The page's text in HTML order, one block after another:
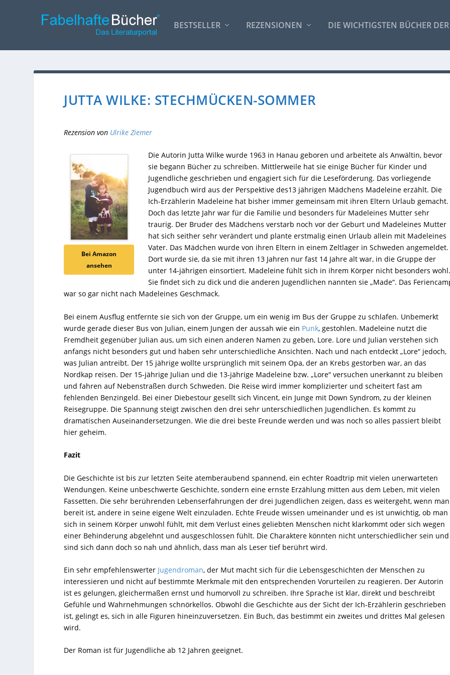
BESTSELLER REZENSIONEN DIE WICHTIGSTEN BÜCHER
JUTTA WILKE: STECHMÜCKEN-SOMMER
Rezension von Ulrike Ziemer
Bei Amazon
ansehen
Die Autorin Jutta Wilke wurde 1963 in Hanau geboren und arbeitete als Anwältin, bevor
sie begann Bücher zu schreiben. Mittlerweile hat sie einige Bücher für Kinder und
Jugendliche geschrieben und engagiert sich für die Leseförderung. Das vorliegende
Jugendbuch wird aus der Perspektive des13 jährigen Mädchens Madeleine erzählt. Die
Ich-Erzählerin Madeleine hat bisher immer gemeinsam mit ihren Eltern Urlaub gemacht.
Doch das letzte Jahr war für die Familie und besonders für Madeleines Mutter sehr
traurig. Der Bruder des Mädchens verstarb noch vor der Geburt und Madeleines Mutter
hat sich seither sehr verändert und plante erstmalig einen Urlaub allein mit Madeleines
Vater. Das Mädchen wurde von ihren Eltern in einem Zeltlager in Schweden angemeldet.
Dort wurde sie, da sie mit ihren 13 Jahren nur fast 14 Jahre alt war, in die Gruppe der
unter 14-jährigen einsortiert. Madeleine fühlt sich in ihrem Körper nicht besonders
Sie findet sich zu dick und die anderen Jugendlichen nannten sie „Made“. Das
war so gar nicht nach Madeleines Geschmack.
Bei einem Ausflug entfernte sie sich von der Gruppe, um ein wenig im Bus der Gruppe zu schlafen. Unbemerkt
wurde gerade dieser Bus von Julian, einem Jungen der aussah wie ein Punk, gestohlen. Madeleine nutzt die
Fremdheit gegenüber Julian aus, um sich einen anderen Namen zu geben, Lore. Lore und Julian verstehen sich
anfangs nicht besonders gut und haben sehr unterschiedliche Ansichten. Nach und nach entdeckt „Lore“ jedoch,
was Julian antreibt. Der 15 jährige wollte ursprünglich mit seinem Opa, der an Krebs gestorben war, an das
Nordkap reisen. Der 15-jährige Julian und die 13-jährige Madeleine bzw. „Lore“ versuchen unerkannt zu bleiben
und fahren auf Nebenstraßen durch Schweden. Die Reise wird immer komplizierter und scheitert fast am
fehlenden Benzingeld. Bei einer Diebestour gesellt sich Vincent, ein Junge mit Down Syndrom, zu der kleinen
Reisegruppe. Die Spannung steigt zwischen den drei sehr unterschiedlichen Jugendlichen. Es kommt zu
dramatischen Auseinandersetzungen. Wie die drei beste Freunde werden und was noch so alles passiert bleibt
hier geheim.
Fazit
Die Geschichte ist bis zur letzten Seite atemberaubend spannend, ein echter Roadtrip mit vielen unerwarteten
Wendungen. Keine unbeschwerte Geschichte, sondern eine ernste Erzählung mitten aus dem Leben, mit vielen
Fassetten. Die sehr berührenden Lebenserfahrungen der drei Jugendlichen zeigen, dass es weitergeht, wenn man
bereit ist, andere in seine eigene Welt einzuladen. Echte Freude wissen umeinander und es ist unwichtig, ob man
sich in seinem Körper unwohl fühlt, mit dem Verlust eines geliebten Menschen nicht klarkommt oder sich wegen
einer Behinderung abgelehnt und ausgeschlossen fühlt. Die Charaktere könnten nicht unterschiedlicher sein und
sind sich dann doch so nah und ähnlich, dass man als Leser tief berührt wird.
Ein sehr empfehlenswerter Jugendroman, der Mut macht sich für die Lebensgeschichten der Menschen zu
interessieren und nicht auf bestimmte Merkmale mit den entsprechenden Vorurteilen zu reagieren. Der Autorin
ist es gelungen, gleichermaßen ernst und humorvoll zu schreiben. Ihre Sprache ist klar, direkt und beschreibt
Gefühle und Wahrnehmungen schnörkellos. Obwohl die Geschichte aus der Sicht der Ich-Erzählerin geschrieben
ist, gelingt es, sich in alle Figuren hineinzuversetzen. Ein Buch, das bestimmt ein zweites und drittes Mal gelesen
wird.
Der Roman ist für Jugendliche ab 12 Jahren geeignet.